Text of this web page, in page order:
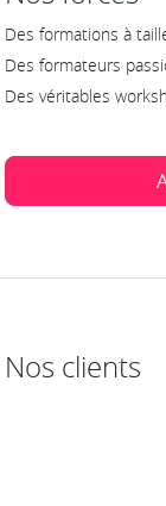
Des formations à
Des formateurs
Des véritables
Nos clients